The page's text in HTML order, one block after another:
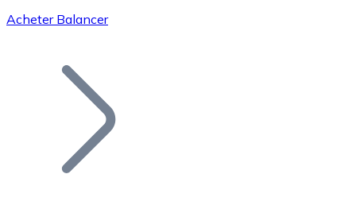
Bitcoin
Acheter Balancer